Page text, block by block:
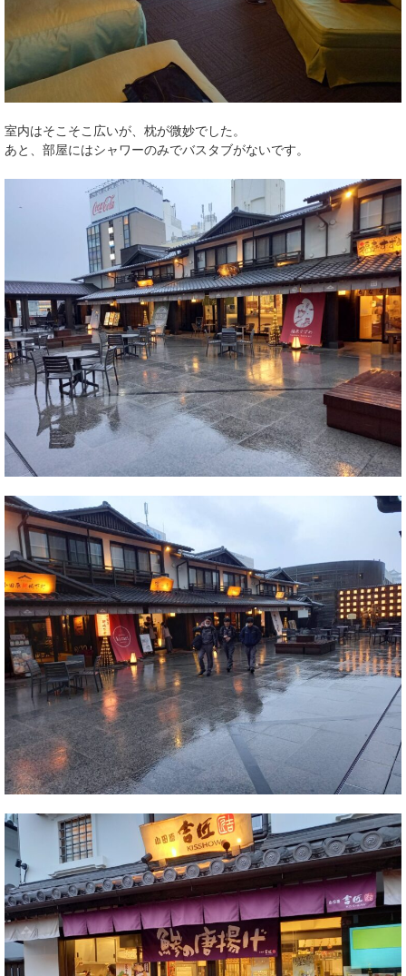
室内はそこそこ広いが、枕が微妙でした。
あと、部屋にはシャワーのみでバスタブがないです。